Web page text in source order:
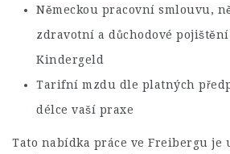
Německou pracovní smlouvu,
zdravotní a důchodové
Kindergeld
Tarifní mzdu dle platných
délce vaší praxe
Tato nabídka práce ve Freibergu je